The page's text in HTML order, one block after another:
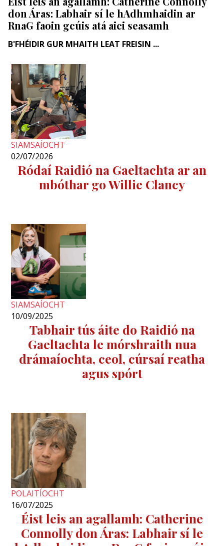
don Áras: Labhair sí le hAdhmhaidin ar
RnaG faoin gcúis atá aici seasamh
B'FHÉIDIR GUR MHAITH LEAT FREISIN ...
SIAMSAÍOCHT
02/07/2026
Ródaí Raidió na Gaeltachta ar an
mbóthar go Willie Clancy
SIAMSAÍOCHT
10/09/2025
Tabhair tús áite do Raidió na
Gaeltachta le mórshraith nua
drámaíochta, ceol, cúrsaí reatha
agus spórt
POLAITÍOCHT
16/07/2025
Éist leis an agallamh: Catherine
Connolly don Áras: Labhair sí le